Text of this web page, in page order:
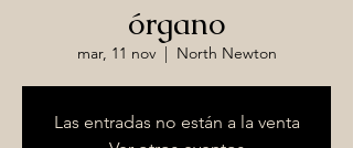
órgano
mar, 11 nov
  |
North Newton
Las entradas no están a la venta